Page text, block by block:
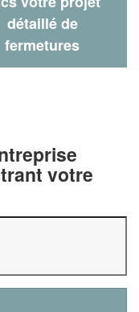
détaillé de
fermetures
votre